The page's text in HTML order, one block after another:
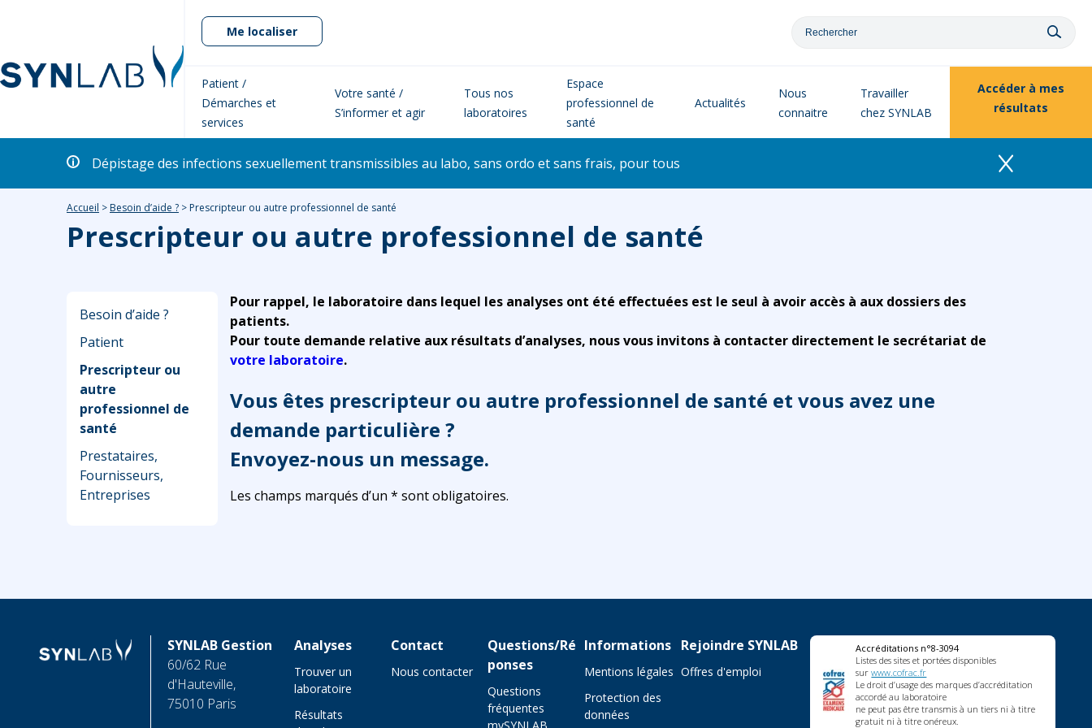
Me localiser
Patient /
Démarches et
services
Votre santé /
S’informer et agir
Tous nos
laboratoires
Espace
professionnel de
santé
Actualités
Nous
connaitre
Travailler
chez SYNLAB
Accéder à mes
résultats
Dépistage des infections sexuellement transmissibles au labo, sans ordo et sans frais, pour tous
Accueil > Besoin d’aide ? > Prescripteur ou autre professionnel de santé
Prescripteur ou autre professionnel de santé
Besoin d’aide ?
Patient
Prescripteur ou
autre
professionnel de
santé
Prestataires,
Fournisseurs,
Entreprises
Pour rappel, le laboratoire dans lequel les analyses ont été effectuées est le seul à avoir accès à aux dossiers des
patients.
Pour toute demande relative aux résultats d’analyses, nous vous invitons à contacter directement le secrétariat de
votre laboratoire.
Vous êtes prescripteur ou autre professionnel de santé et vous avez une
demande particulière ?
Envoyez-nous un message.
Les champs marqués d’un * sont obligatoires.
SYNLAB Gestion
60/62 Rue
d'Hauteville,
75010 Paris
Analyses
Trouver un
laboratoire
Résultats
Contact
Nous contacter
Questions/Ré
ponses
Questions
fréquentes
Informations
Mentions légales
Protection des
données
Rejoindre SYNLAB
Offres d'emploi
Accréditations n°8-3094
Listes des sites et portées disponibles
surwww.cofrac.fr
Le droit d’usage des marques d’accréditation
accordé au laboratoire
ne peut pas être transmis à un tiers ni à titre
gratuit ni à titre onéreux.